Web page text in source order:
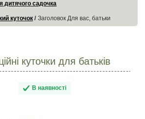
дитячого садочка
куточок Заголовок Для вас, батьки
куточки для батьків
В наявності